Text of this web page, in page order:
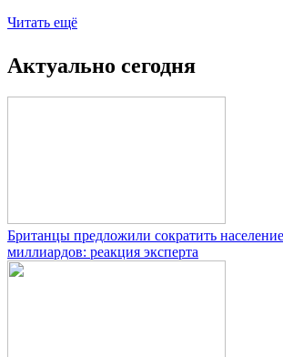
Читать ещё
Актуально сегодня
Британцы предложили сократить
миллиардов: реакция эксперта